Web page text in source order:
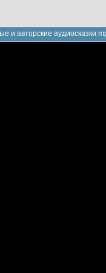
и авторские аудиосказки